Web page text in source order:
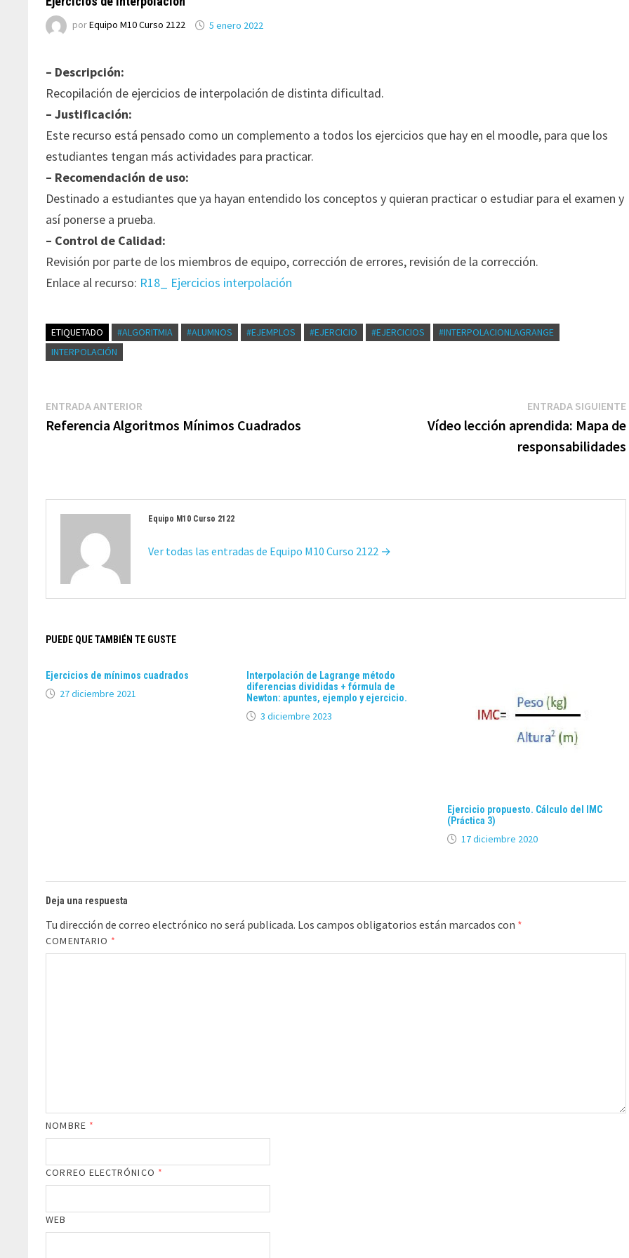
porEquipo M10 Curso 2122 5 enero 2022
– Descripción:
Recopilación de ejercicios de interpolación de distinta dificultad.
– Justificación:
Este recurso está pensado como un complemento a todos los ejercicios que hay en el moodle, para que los
estudiantes tengan más actividades para practicar.
– Recomendación de uso:
Destinado a estudiantes que ya hayan entendido los conceptos y quieran practicar o estudiar para el examen y
así ponerse a prueba.
– Control de Calidad:
Revisión por parte de los miembros de equipo, corrección de errores, revisión de la corrección.
Enlace al recurso: R18_ Ejercicios interpolación
ETIQUETADO #ALGORITMIA #ALUMNOS #EJEMPLOS #EJERCICIO #EJERCICIOS
#INTERPOLACIONLAGRANGE
INTERPOLACIÓN
Navegación
entradas
ENTRADA ANTERIOR
anterior:
Referencia Algoritmos Mínimos Cuadrados
ENTRADA SIGUIENTE
Vídeo lección aprendida: Mapa de
responsabilidades
Equipo M10 Curso 2122
Ver todas las entradas de Equipo M10 Curso 2122 →
PUEDE QUE TAMBIÉN TE GUSTE
Ejercicios de mínimos cuadrados
27 diciembre 2021
Interpolación de Lagrange método
diferencias divididas + fórmula de
Newton: apuntes, ejemplo y ejercicio.
3 diciembre 2023
Ejercicio propuesto. Cálculo del IMC
(Práctica 3)
17 diciembre 2020
Deja una respuesta
Tu dirección de correo electrónico no será publicada. Los campos obligatorios están marcados con *
COMENTARIO *
NOMBRE *
CORREO ELECTRÓNICO *
WEB